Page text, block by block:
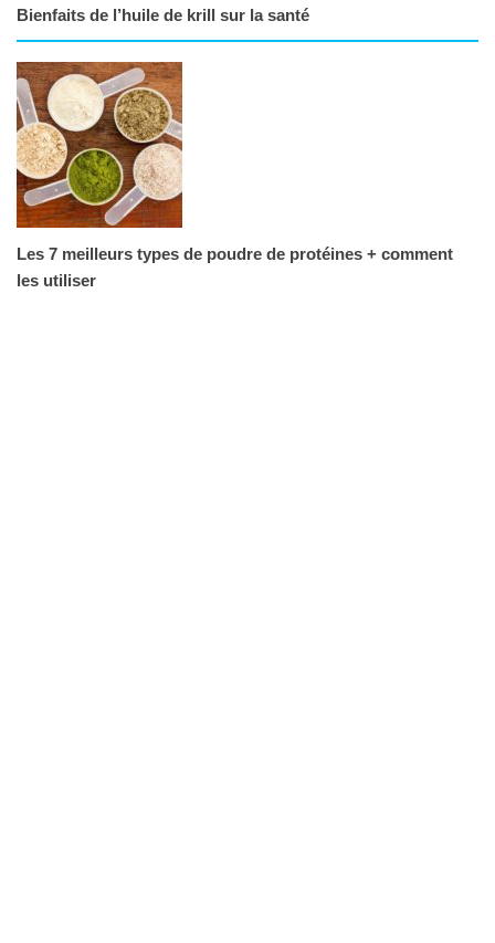
Bienfaits de l’huile de krill sur la santé
Les 7 meilleurs types de poudre de protéines + comment
les utiliser